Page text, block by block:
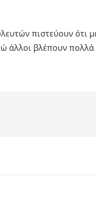
πιστεύουν ότι
άλλοι βλέπουν